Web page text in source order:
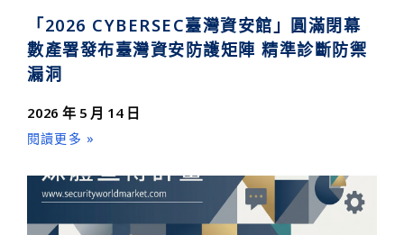
「2026 CYBERSEC臺灣資安館」圓滿閉幕
數產署發布臺灣資安防護矩陣 精準診斷防禦
漏洞
2026 年 5 月 14 日
閱讀更多 »